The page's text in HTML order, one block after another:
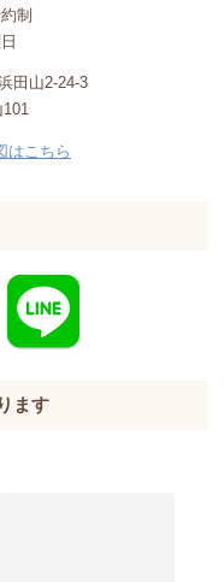
制
田山2-24-3
101
はこちら
ます